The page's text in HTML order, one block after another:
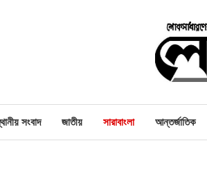
সংবাদ জাতীয় সারাবাংলা আন্তর্জাতিক